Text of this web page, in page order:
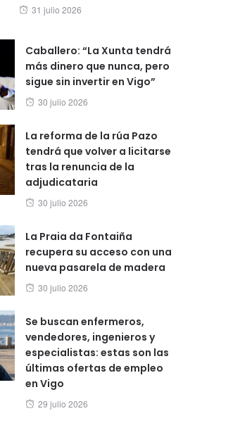
Posted
31 julio 2026
Caballero: “La Xunta tendrá
más dinero que nunca, pero
sigue sin invertir en Vigo”
Posted
30 julio 2026
La reforma de la rúa Pazo
tendrá que volver a licitarse
tras la renuncia de la
adjudicataria
Posted
30 julio 2026
La Praia da Fontaiña
recupera su acceso con una
nueva pasarela de madera
Posted
30 julio 2026
Se buscan enfermeros,
vendedores, ingenieros y
especialistas: estas son las
últimas ofertas de empleo
en Vigo
Posted
29 julio 2026